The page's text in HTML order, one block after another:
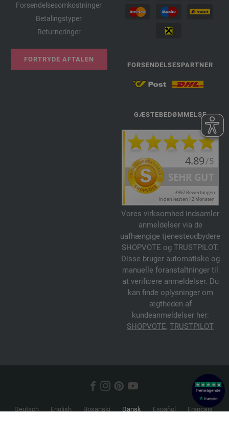
Forsendelsesomkostninger
Betalingstyper
Returneringer
FORTRYDE AFTALEN
FORSENDELSESPARTNER
GÆSTEBEDØMMELSE
Vores virksomhed indsamler
anmeldelser via de
uafhængige tjenesteudbydere
SHOPVOTE og TRUSTPILOT.
Disse bruger automatiske og
manuelle foranstaltninger til
at verificere anmeldelser. Du
kan finde oplysninger om
ægtheden af
kundeanmeldelser her:
SHOPVOTE, TRUSTPILOT
Deutsch English Bosanski Dansk Español
Français